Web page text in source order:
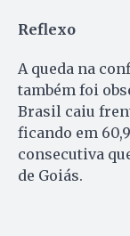
Reflexo
A queda na
também foi
Brasil caiu
ficando em
consecutiva
de Goiás.